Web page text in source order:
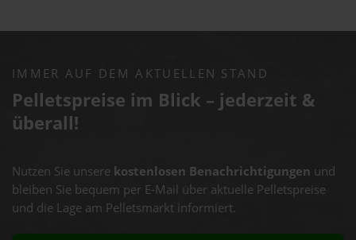
IMMER AUF DEM AKTUELLEN STAND
Pelletspreise im Blick – jederzeit &
überall!
Nutzen Sie unsere kostenlosen Benachrichtigungen und
bleiben Sie bequem per E-Mail über aktuelle Pelletspreise
und die Lage am Pelletsmarkt informiert.